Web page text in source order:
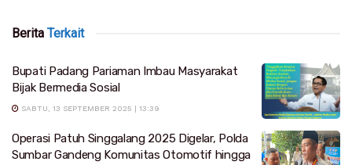
Berita Terkait
Bupati Padang Pariaman Imbau Masyarakat
Bijak Bermedia Sosial
SABTU, 13 SEPTEMBER 2025 | 13:39
Operasi Patuh Singgalang 2025 Digelar, Polda
Sumbar Gandeng Komunitas Otomotif hingga